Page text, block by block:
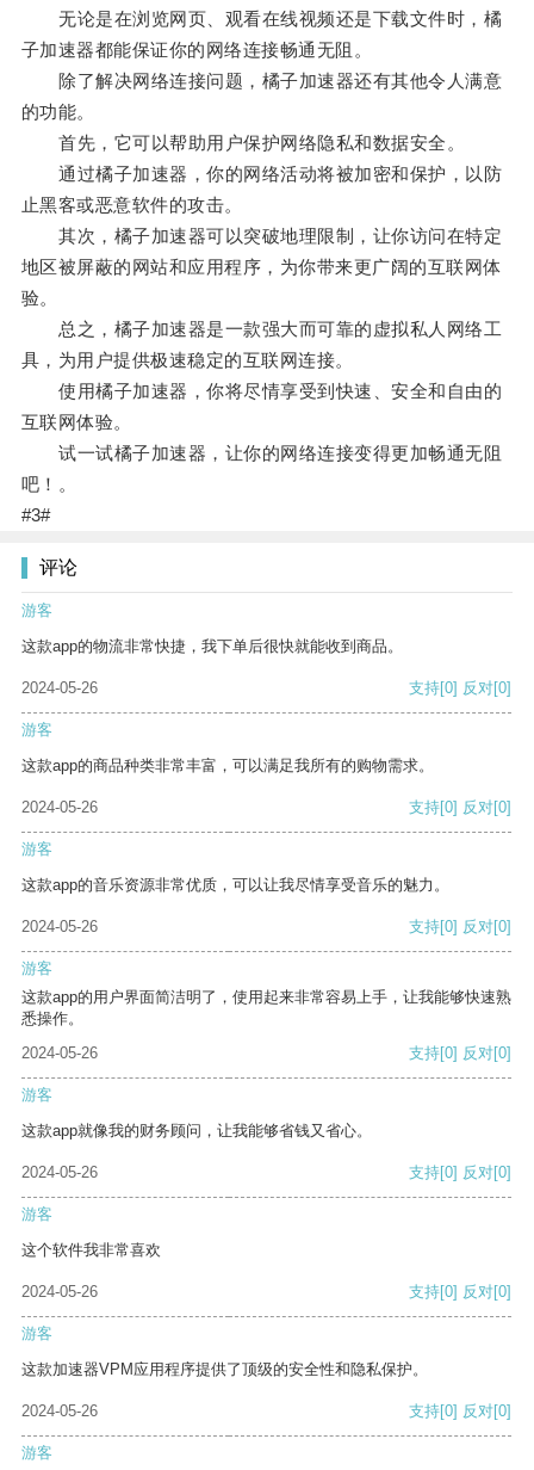
无论是在浏览网页、观看在线视频还是下载文件时，橘
子加速器都能保证你的网络连接畅通无阻。
除了解决网络连接问题，橘子加速器还有其他令人满意
的功能。
首先，它可以帮助用户保护网络隐私和数据安全。
通过橘子加速器，你的网络活动将被加密和保护，以防
止黑客或恶意软件的攻击。
其次，橘子加速器可以突破地理限制，让你访问在特定
地区被屏蔽的网站和应用程序，为你带来更广阔的互联网体
验。
总之，橘子加速器是一款强大而可靠的虚拟私人网络工
具，为用户提供极速稳定的互联网连接。
使用橘子加速器，你将尽情享受到快速、安全和自由的
互联网体验。
试一试橘子加速器，让你的网络连接变得更加畅通无阻
吧！。
#3#
评论
游客
这款app的物流非常快捷，我下单后很快就能收到商品。
2024-05-26 支持[0] 反对[0]
游客
这款app的商品种类非常丰富，可以满足我所有的购物需求。
2024-05-26 支持[0] 反对[0]
游客
这款app的音乐资源非常优质，可以让我尽情享受音乐的魅力。
2024-05-26 支持[0] 反对[0]
游客
这款app的用户界面简洁明了，使用起来非常容易上手，让我能够快速熟
悉操作。
2024-05-26
支持[0] 反对[0]
游客
这款app就像我的财务顾问，让我能够省钱又省心。
2024-05-26 支持[0] 反对[0]
游客
这个软件我非常喜欢
2024-05-26 支持[0] 反对[0]
游客
这款加速器VPM应用程序提供了顶级的安全性和隐私保护。
2024-05-26 支持[0] 反对[0]
游客